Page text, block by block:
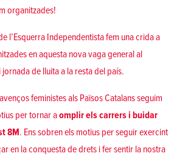
organitzades!
l’Esquerra Independentista fem una crida a
en aquesta nova vaga general al
de lluita a la resta del país.
feministes als Països Catalans seguim
per tornar aomplir els carrers i buidar
8M. Ens sobren els motius per seguir exercint
en la conquesta de drets i fer sentir la nostra